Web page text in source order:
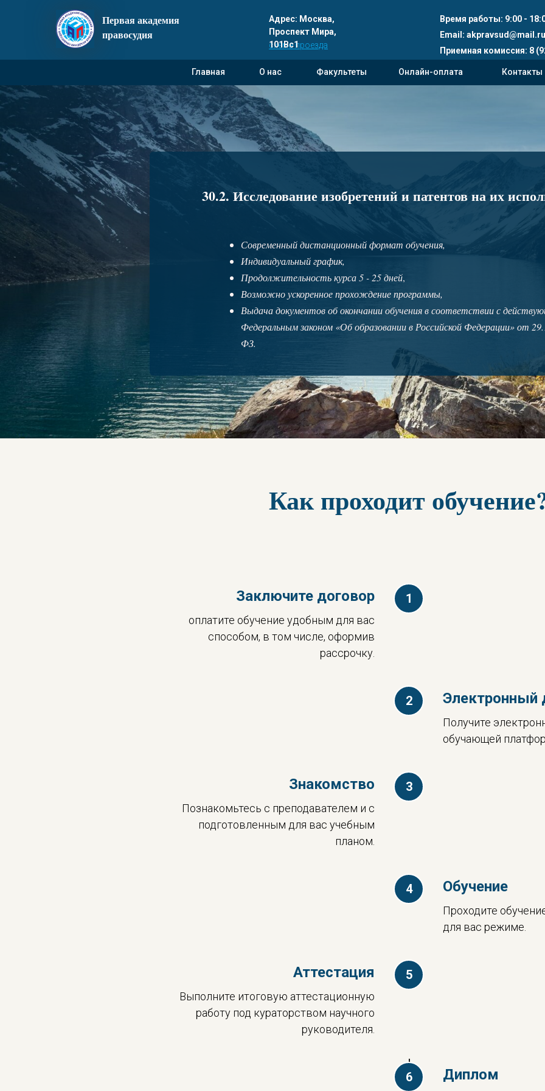
Первая академия
правосудия
Время работы: 9:00 -
Приемная комиссия: 8
Email: akpravsud@mail.ru
схема проезда
Адрес: Москва,
Проспект Мира,
101Вс1
Главная О нас Факультеты Онлайн-оплата Контакты
30.2. Исследование изобретений и патентов на их
Современный дистанционный формат обучения,
Индивидуальный график,
Продолжительность курса 5 - 25 дней,
Возможно ускоренное прохождение программы,
Выдача документов об окончании обучения в соответствии с
Федеральным законом «Об образовании в Российской Федерации» от
ФЗ.
Как проходит
Заключите договор
оплатите обучение удобным для вас
способом, в том числе, оформив
рассрочку.
Электронный
Получите
обучающей
Знакомство
Познакомьтесь с преподавателем и с
подготовленным для вас учебным
планом.
Обучение
Проходите
для вас режиме.
Аттестация
Выполните итоговую аттестационную
работу под кураторством научного
руководителя.
Диплом